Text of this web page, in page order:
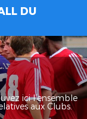
DU
ici l’ensemble
aux Clubs.